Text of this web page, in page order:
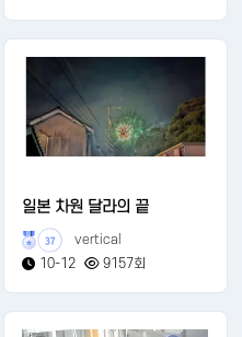
일본 차원 달라의 끝
37
vertical
10-12
9157회